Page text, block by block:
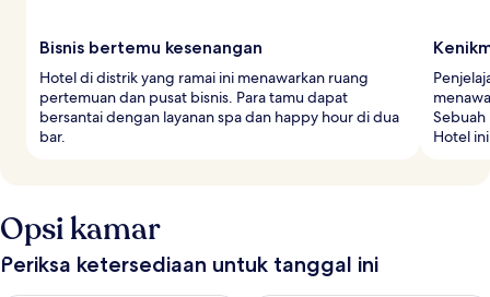
Bisnis bertemu kesenangan
Hotel di distrik yang ramai ini menawarkan ruang
pertemuan dan pusat bisnis. Para tamu dapat
bersantai dengan layanan spa dan happy hour di dua
bar.
Sebuah
Hotel
Opsi kamar
Periksa ketersediaan untuk tanggal ini